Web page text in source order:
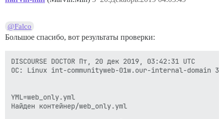
@Falco
Большое спасибо, вот результаты проверки:
DISCOURSE DOCTOR Пт, 20 дек 2019, 03:42:31 UTC
ОС: Linux int-communityweb-01w.our-internal-domain
YML=web_only.yml
Найден контейнер/web_only.yml